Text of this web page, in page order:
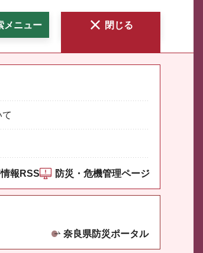
メニュー 閉じる
報RSS 防災・危機管理ページ
奈良県防災ポータル